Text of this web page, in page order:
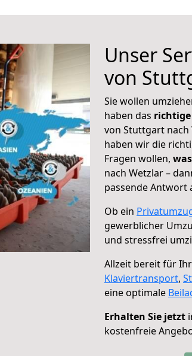
Unser
von
Sie wollen
haben das
von Stuttgart nach
haben wir die
Fragen wollen,
nach Wetzlar –
passende Antwort
Ob ein
gewerblicher
und stressfrei
Allzeit bereit für
Klaviertransport,
eine optimale
Erhalten Sie jetzt
kostenfreie